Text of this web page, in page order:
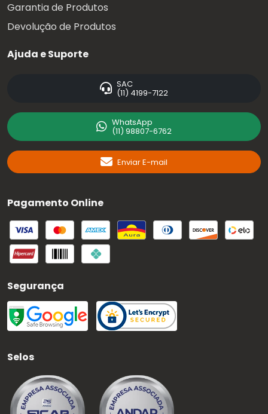
Garantia de Produtos
Devolução de Produtos
Ajuda e Suporte
SAC
(11) 4199-7122
WhatsApp
(11) 98807-6762
Enviar E-mail
Pagamento Online
Segurança
Selos